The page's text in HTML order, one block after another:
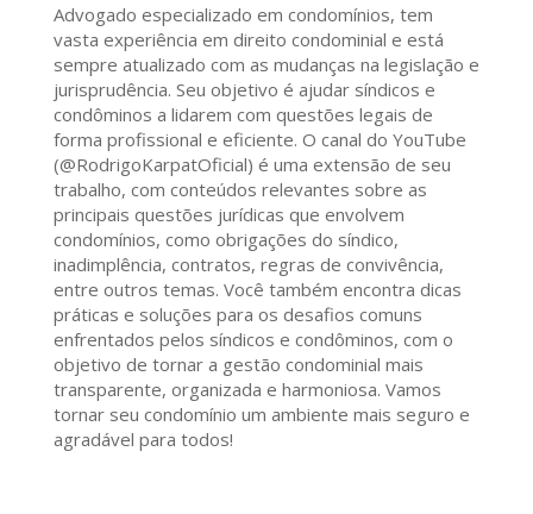
Advogado especializado em condomínios, tem
vasta experiência em direito condominial e está
sempre atualizado com as mudanças na legislação e
jurisprudência. Seu objetivo é ajudar síndicos e
condôminos a lidarem com questões legais de
forma profissional e eficiente. O canal do YouTube
(@RodrigoKarpatOficial) é uma extensão de seu
trabalho, com conteúdos relevantes sobre as
principais questões jurídicas que envolvem
condomínios, como obrigações do síndico,
inadimplência, contratos, regras de convivência,
entre outros temas. Você também encontra dicas
práticas e soluções para os desafios comuns
enfrentados pelos síndicos e condôminos, com o
objetivo de tornar a gestão condominial mais
transparente, organizada e harmoniosa. Vamos
tornar seu condomínio um ambiente mais seguro e
agradável para todos!